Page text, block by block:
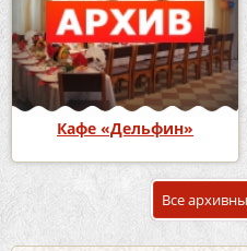
Кафе «Дельфин»
Все